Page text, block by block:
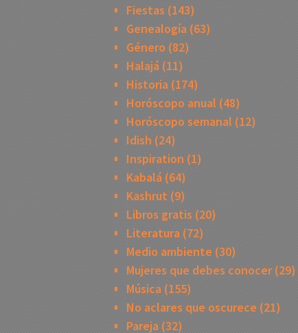
Fiestas (143)
Genealogía (63)
Género (82)
Halajá (11)
Historia (174)
Horóscopo anual (48)
Horóscopo semanal (12)
Idish (24)
Inspiration (1)
Kabalá (64)
Kashrut (9)
Libros gratis (20)
Literatura (72)
Medio ambiente (30)
Mujeres que debes conocer(29)
Música (155)
No aclares que oscurece (21)
Pareja (32)